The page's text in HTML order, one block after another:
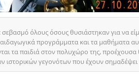
όλους όσους θυσιάστηκαν για να
προγράμματα και τα μαθήματα
τα παιδιά στον πολυχώρο της, προέχουσα
ιστορικών γεγονότων που έχουν